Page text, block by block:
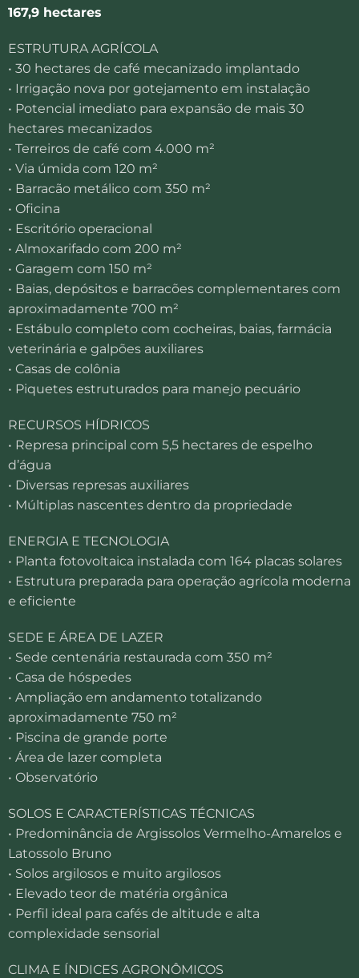
167,9 hectares
ESTRUTURA AGRÍCOLA
• 30 hectares de café mecanizado implantado
• Irrigação nova por gotejamento em instalação
• Potencial imediato para expansão de mais 30
hectares mecanizados
• Terreiros de café com 4.000 m²
• Via úmida com 120 m²
• Barracão metálico com 350 m²
• Oficina
• Escritório operacional
• Almoxarifado com 200 m²
• Garagem com 150 m²
• Baias, depósitos e barracões complementares com
aproximadamente 700 m²
• Estábulo completo com cocheiras, baias, farmácia
veterinária e galpões auxiliares
• Casas de colônia
• Piquetes estruturados para manejo pecuário
RECURSOS HÍDRICOS
• Represa principal com 5,5 hectares de espelho
d’água
• Diversas represas auxiliares
• Múltiplas nascentes dentro da propriedade
ENERGIA E TECNOLOGIA
• Planta fotovoltaica instalada com 164 placas solares
• Estrutura preparada para operação agrícola moderna
e eficiente
SEDE E ÁREA DE LAZER
• Sede centenária restaurada com 350 m²
• Casa de hóspedes
• Ampliação em andamento totalizando
aproximadamente 750 m²
• Piscina de grande porte
• Área de lazer completa
• Observatório
SOLOS E CARACTERÍSTICAS TÉCNICAS
• Predominância de Argissolos Vermelho-Amarelos e
Latossolo Bruno
• Solos argilosos e muito argilosos
• Elevado teor de matéria orgânica
• Perfil ideal para cafés de altitude e alta
complexidade sensorial
CLIMA E ÍNDICES AGRONÔMICOS